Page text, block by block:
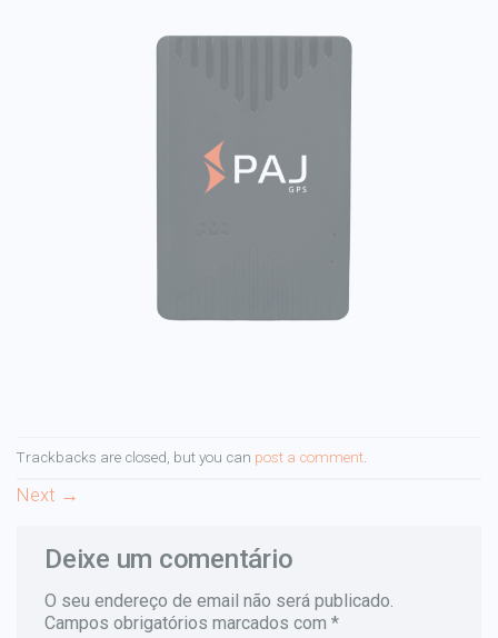
Trackbacks are closed, but you can post a comment.
Next →
Deixe um comentário
O seu endereço de email não será publicado.
Campos obrigatórios marcados com *